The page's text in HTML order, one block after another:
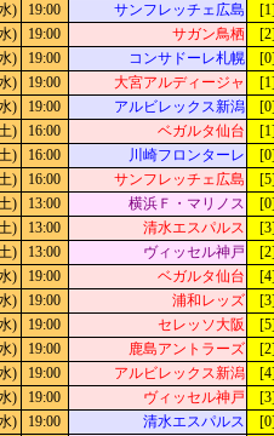
)
19:00 サンフレッチェ広島
)
19:00 サガン鳥栖
) 19:00 コンサドーレ札幌
)
19:00 大宮アルディージャ
)
19:00 アルビレックス新潟
) 16:00 ベガルタ仙台
)
16:00 川崎フロンターレ
)
16:00 サンフレッチェ広島
) 13:00 横浜Ｆ・マリノス
)
13:00 清水エスパルス
)
13:00 ヴィッセル神戸
) 19:00 ベガルタ仙台
)
19:00 浦和レッズ
)
19:00 セレッソ大阪
) 19:00 鹿島アントラーズ
)
19:00 アルビレックス新潟
)
19:00 ヴィッセル神戸
) 19:00 清水エスパルス